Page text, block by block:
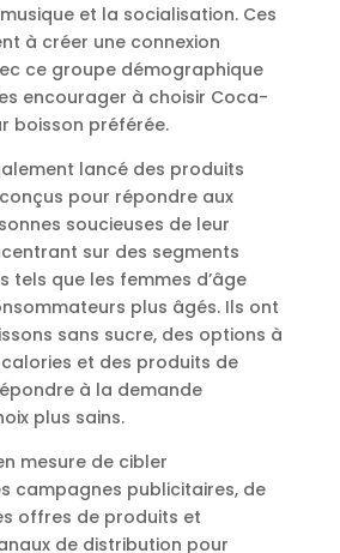
et la socialisation. Ces
à créer une connexion
ce groupe démographique
encourager à choisir Coca-
boisson préférée.
lancé des produits
pour répondre aux
soucieuses de leur
sur des segments
tels que les femmes d’âge
plus âgés. Ils ont
sans sucre, des options à
et des produits de
à la demande
plus sains.
mesure de cibler
campagnes publicitaires, de
offres de produits et
de distribution pour